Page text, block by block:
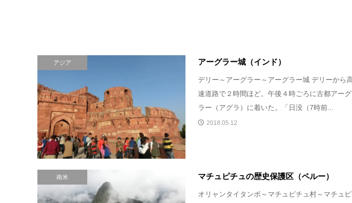
アジア アーグラー城（インド）
デリー～アーグラー～アーグラー城 デリーから
速道路で２時間ほど。午後４時ごろに古都アーグ
ラー（アグラ）に着いた。「日没（7時前...
2018.05.12
南米 マチュピチュの歴史保護区（ペルー）
オリャンタイタンボ～マチュピチュ村～マチュピ